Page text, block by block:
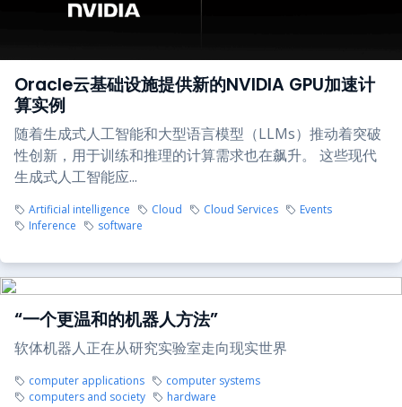
Oracle云基础设施提供新的NVIDIA GPU加速计
算实例
随着生成式人工智能和大型语言模型（LLMs）推动着突破
性创新，用于训练和推理的计算需求也在飙升。 这些现代
生成式人工智能应...
Artificial intelligence Cloud Cloud Services
Events
Inference
software
“一个更温和的机器人方法”
软体机器人正在从研究实验室走向现实世界
computer applications
computer systems
computers and society
hardware